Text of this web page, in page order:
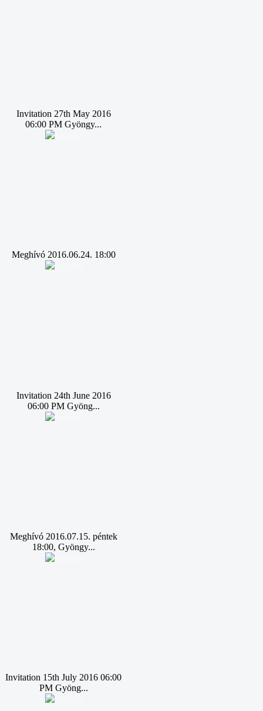
Invitation 27th May 2016
06:00 PM Gyöngy...
Meghívó 2016.06.24. 18:00
Invitation 24th June 2016
06:00 PM Gyöng...
Meghívó 2016.07.15. péntek
18:00, Gyöngy...
Invitation 15th July 2016 06:00
PM Gyöng...